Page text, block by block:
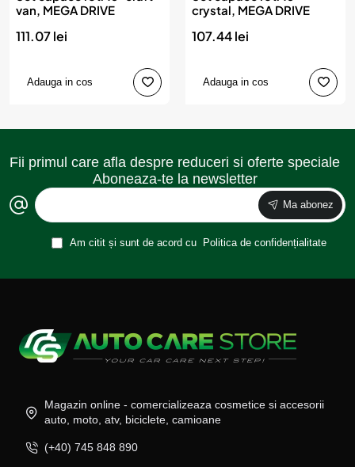
van, MEGA DRIVE
111.07 lei
Adauga in cos
crystal, MEGA DRIVE
107.44 lei
Adauga in cos
Fii primul care afla despre reduceri si oferte speciale
Aboneaza-te la newsletter
Ma abonez
Am citit și sunt de acord cu Politica de confidențialitate
Magazin online - comercializeaza cosmetice si accesorii
auto, moto, atv, biciclete, camioane
(+40) 745 848 890